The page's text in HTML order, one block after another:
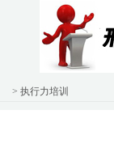
> 执行力培训